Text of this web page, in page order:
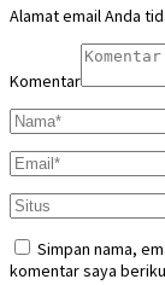
Alamat email Anda
Komentar
Simpan nama,
komentar saya